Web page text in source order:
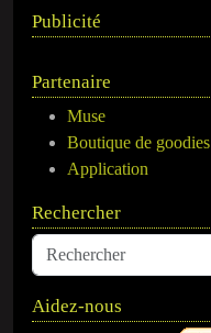
Publicité
Partenaire
Muse
Boutique de goodies
Application
Rechercher
Aidez-nous